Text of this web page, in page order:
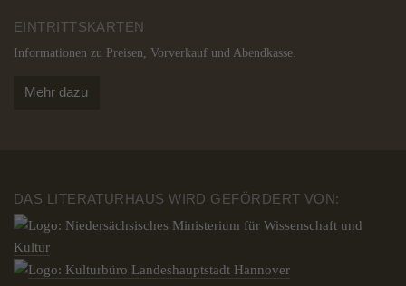
EINTRITTSKARTEN
Informationen zu Preisen, Vorverkauf und Abendkasse.
Mehr dazu
DAS LITERATURHAUS WIRD GEFÖRDERT VON: